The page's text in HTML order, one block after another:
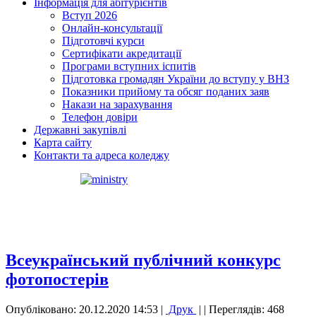
Інформація для абітурієнтів
Вступ 2026
Онлайн-консультації
Підготовчі курси
Сертифікати акредитації
Програми вступних іспитів
Підготовка громадян України до вступу у ВНЗ
Показники прийому та обсяг поданих заяв
Накази на зарахування
Телефон довіри
Державні закупівлі
Карта сайту
Контакти та адреса коледжу
Всеукраїнський публічний конкурс
фотопостерів
Опубліковано: 20.12.2020 14:53 | Друк | | Переглядів: 468